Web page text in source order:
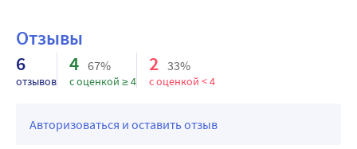
Длина соединительной трубки?54 см Диаметр
соединительной трубки?0,9 см Длина бинауральной
трубки 20,5 см Диаметр бинауральной трубки 06
Диаметр мембраны стетоскопа 40 мм Диаметр
Отзывы
6
отзывов
4 67%
с оценкой ≥ 4
2 33%
с оценкой < 4
Авторизоваться и оставить отзыв